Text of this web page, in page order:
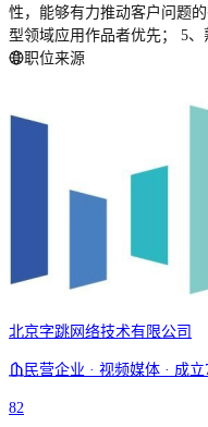
性，能够有力推动客户问题
型领域应用作品者优先； 5
职位来源
北京字跳网络技术有限公司
民营企业 · 视频媒体 · 成立
82